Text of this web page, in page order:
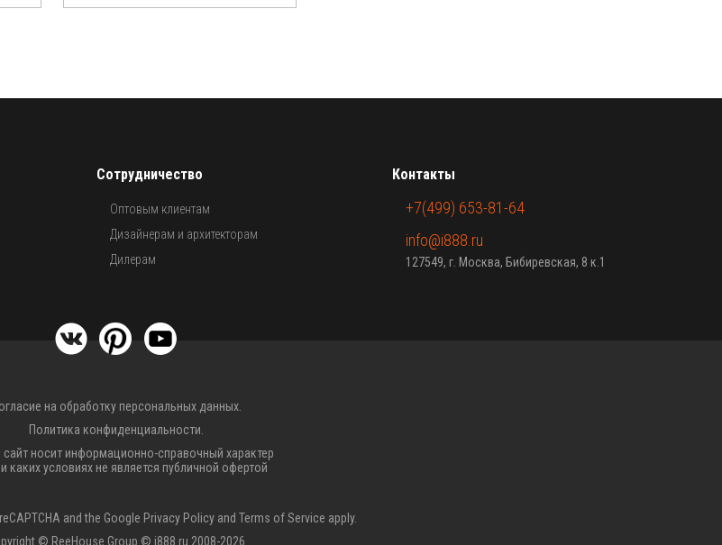
Сотрудничество
Оптовым клиентам
Дизайнерам и архитекторам
Дилерам
Контакты
+7(499) 653-81-64
info@i888.ru
127549, г. Москва, Бибиревская, 8 к.1
на обработку персональных данных.
Политика конфиденциальности.
носит информационно-справочный характер
каких условиях не является публичной офертой
and the Google Privacy Policy andTerms of Service apply.
© ReeHouse Group © i888.ru 2008-2026